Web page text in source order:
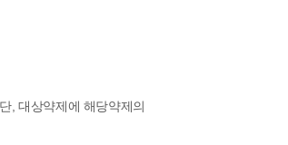
, 대상약제에 해당약제의